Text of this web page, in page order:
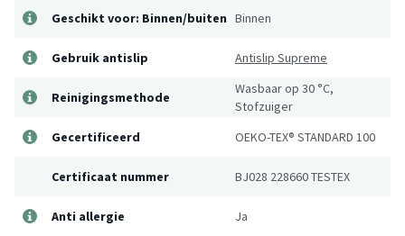
Geschikt voor: Binnen/buiten Binnen
Gebruik antislip Antislip Supreme
Reinigingsmethode
Wasbaar op 30 °C,
Stofzuiger
Gecertificeerd
OEKO-TEX® STANDARD 100
Certificaat nummer BJ028 228660 TESTEX
Anti allergie Ja